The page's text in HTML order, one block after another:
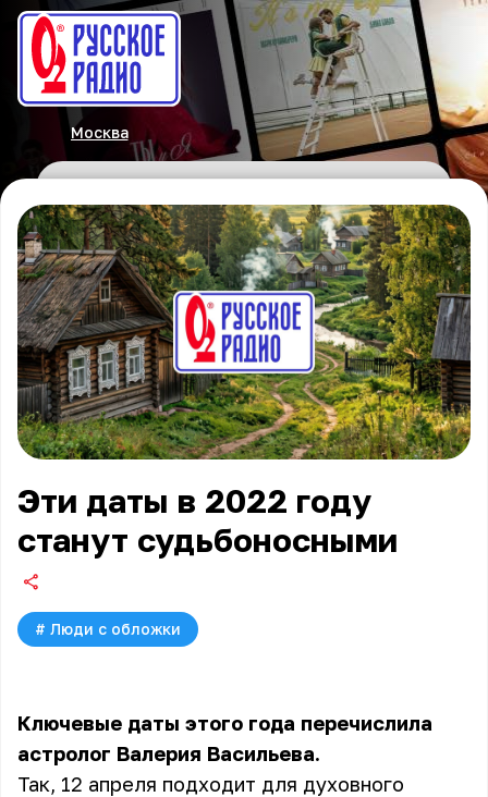
Москва
Эти даты в 2022 году
станут судьбоносными
# Люди с обложки
Ключевые даты этого года перечислила
астролог Валерия Васильева.
Так, 12 апреля подходит для духовного